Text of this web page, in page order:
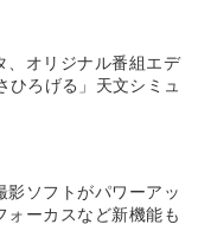
、オリジナル番組エデ
ひろげる」天文シミュ
ソフトがパワーアッ
ーカスなど新機能も